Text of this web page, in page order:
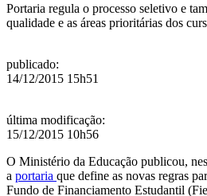
critérios
para
Portaria regula o processo seletivo e
qualidade e as áreas prioritárias dos
publicado:
14/12/2015 15h51
última modificação:
15/12/2015 10h56
O Ministério da Educação publicou,
a portaria que define as novas regras
Fundo de Financiamento Estudantil